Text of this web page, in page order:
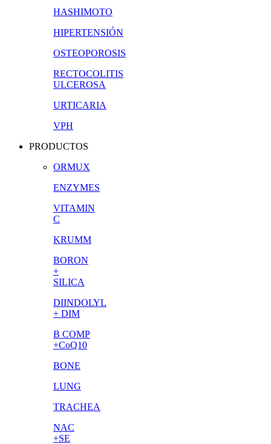
HASHIMOTO
HIPERTENSIÓN
OSTEOPOROSIS
RECTOCOLITIS
ULCEROSA
URTICARIA
VPH
PRODUCTOS
ORMUX
ENZYMES
VITAMIN
C
KRUMM
BORON
+
SILICA
DIINDOLYL
+ DIM
B COMP
+CoQ10
BONE
LUNG
TRACHEA
NAC
+SE